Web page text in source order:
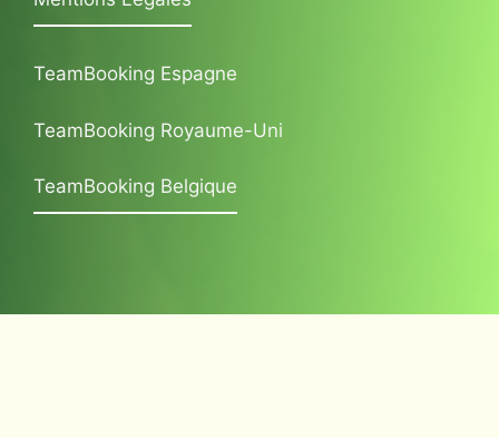
TeamBooking Espagne
TeamBooking Royaume-Uni
TeamBooking Belgique